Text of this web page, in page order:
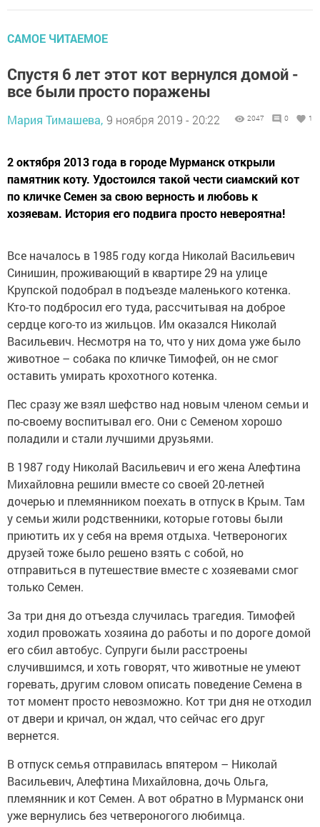
САМОЕ ЧИТАЕМОЕ
Спустя 6 лет этот кот вернулся домой -
все были просто поражены
Мария Тимашева, 9 ноября 2019 - 20:22 2047 0 1
2 октября 2013 года в городе Мурманск открыли
памятник коту. Удостоился такой чести сиамский кот
по кличке Семен за свою верность и любовь к
хозяевам. История его подвига просто невероятна!
Все началось в 1985 году когда Николай Васильевич
Синишин, проживающий в квартире 29 на улице
Крупской подобрал в подъезде маленького котенка.
Кто-то подбросил его туда, рассчитывая на доброе
сердце кого-то из жильцов. Им оказался Николай
Васильевич. Несмотря на то, что у них дома уже было
животное – собака по кличке Тимофей, он не смог
оставить умирать крохотного котенка.
Пес сразу же взял шефство над новым членом семьи и
по-своему воспитывал его. Они с Семеном хорошо
поладили и стали лучшими друзьями.
В 1987 году Николай Васильевич и его жена Алефтина
Михайловна решили вместе со своей 20-летней
дочерью и племянником поехать в отпуск в Крым. Там
у семьи жили родственники, которые готовы были
приютить их у себя на время отдыха. Четвероногих
друзей тоже было решено взять с собой, но
отправиться в путешествие вместе с хозяевами смог
только Семен.
За три дня до отъезда случилась трагедия. Тимофей
ходил провожать хозяина до работы и по дороге домой
его сбил автобус. Супруги были расстроены
случившимся, и хоть говорят, что животные не умеют
горевать, другим словом описать поведение Семена в
тот момент просто невозможно. Кот три дня не отходил
от двери и кричал, он ждал, что сейчас его друг
вернется.
В отпуск семья отправилась впятером – Николай
Васильевич, Алефтина Михайловна, дочь Ольга,
племянник и кот Семен. А вот обратно в Мурманск они
уже вернулись без четвероногого любимца.